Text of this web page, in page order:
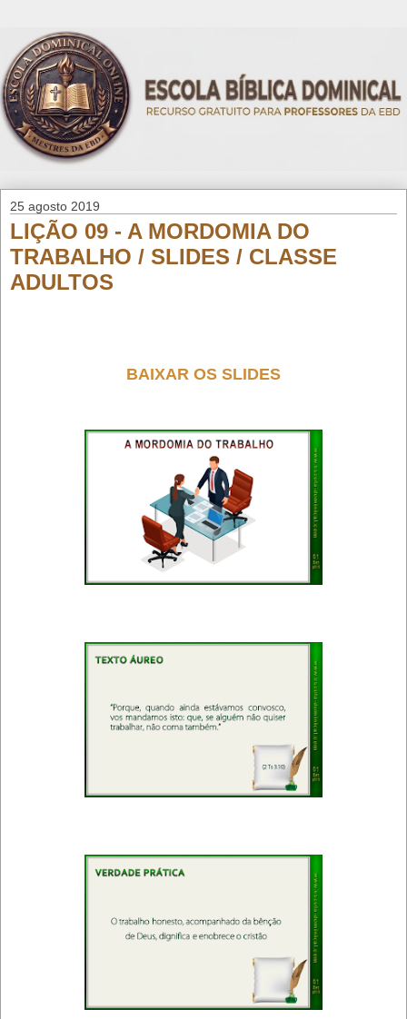
25 agosto 2019
LIÇÃO 09 - A MORDOMIA DO
TRABALHO / SLIDES / CLASSE
ADULTOS
BAIXAR OS SLIDES